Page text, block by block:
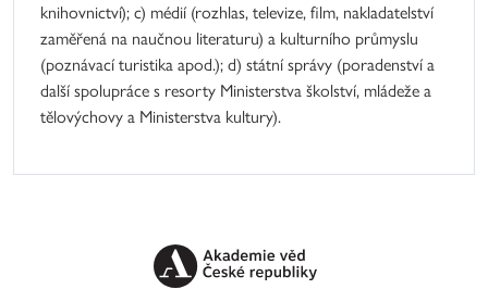
knihovnictví); c) médií (rozhlas, televize, film, nakladatelství
zaměřená na naučnou literaturu) a kulturního průmyslu
(poznávací turistika apod.); d) státní správy (poradenství a
další spolupráce s resorty Ministerstva školství, mládeže a
tělovýchovy a Ministerstva kultury).